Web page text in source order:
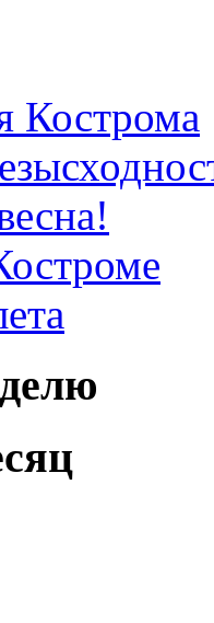
Кострома